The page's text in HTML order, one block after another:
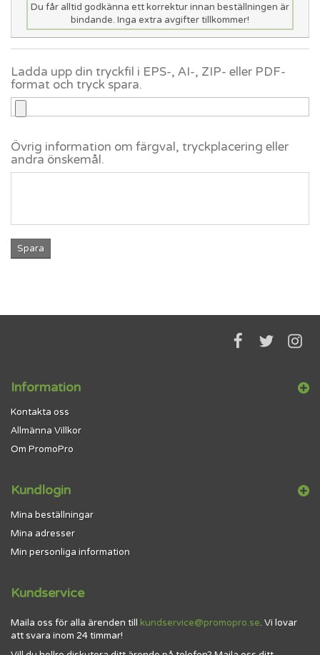
Du får alltid godkänna ett korrektur innan beställningen är
bindande. Inga extra avgifter tillkommer!
Ladda upp din tryckfil i EPS-, AI-, ZIP- eller PDF-
format och tryck spara.
Övrig information om färgval, tryckplacering eller
andra önskemål.
Spara
Information
Kontakta oss
Allmänna Villkor
Om PromoPro
Kundlogin
Mina beställningar
Mina adresser
Min personliga information
Kundservice
Maila oss för alla ärenden till kundservice@promopro.se. Vi lovar
att svara inom 24 timmar!